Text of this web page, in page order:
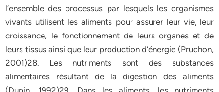
l’ensemble des processus par lesquels les organismes
vivants utilisent les aliments pour assurer leur vie, leur
croissance, le fonctionnement de leurs organes et de
leurs tissus ainsi que leur production d’énergie (Prudhon,
2001)28. Les nutriments sont des substances
alimentaires résultant de la digestion des aliments
(Dupin, 1992)29. Dans les aliments, les nutriments